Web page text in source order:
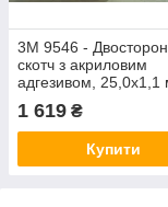
3M 9546 -
скотч з акриловим
адгезивом, 25,0х1,1
білий, рулон 66 м
1 619 ₴
Купити